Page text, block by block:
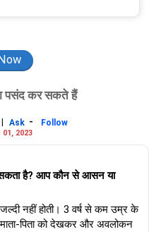
पसंद कर सकते हैं
| Ask -
Follow
2023
सकता है? आप कौन से आसन या
नहीं होती। 3 वर्ष से कम उम्र के
पिता को देखकर और अवलोकन